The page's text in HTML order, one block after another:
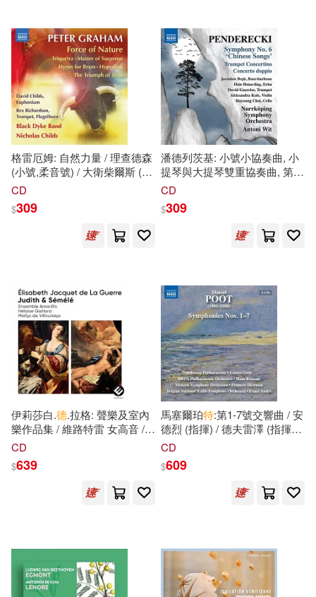
王敬民(1)
皮耶羅·拉塔利諾(1)
盛立民(1) 知信陽光(1)
神江ちず(1)
舒開智(1) 許繼紅(1)
鄭曉靜，周熹，張寶(1)
里歐．道格提(1) 金史海(1)
閆世平(1) 陸因時(1)
鳳凰空間·天津（編）(1)
東立(2) 環球(2)
生活‧讀書‧新知三聯書店(2)
華中科技大學出版社(2)
ADA(1)
Archiv(1) CEDILLE(1)
Eloquence(1)
Fryderyk Chopin Institute(1)
GRANUP(1) ICA Classics(1)
LSO(1) La Dolce Volta(1)
Signum(1)
Simax Classics(1)
Stockfisch 老虎魚(1)
Henschel (baritone), Daniel
Brenna (tenor), Wilhelm
Schwinghammer (bass), Olga
Bezsmertna (soprano) /
Cornelius Meister (conductor) /
Davide Livermore (stage
director) Orchestra e Coro del
Maggio Musicale Fiorentino
(3CD))
格雷厄姆: 自然力量 / 理查德森
(小號,柔音號) / 大衛柴爾斯 (粗
管上低音號) / 尼古拉斯柴爾斯
(Graham: Force of Nature /
(trumpet,Flugelhron) / David
CD
$309
潘德列茨基: 小號小協奏曲, 小
提琴與大提琴雙重協奏曲, 第六
號交響曲 / 雅羅斯拉夫布雷克
格里爾 (小號) / 亞歷山德拉庫
爾斯 (小提琴) / 崔夏英 (大提
琴) / 安東尼維特(指揮) / 北雪平
for Violin & Cello & Symphony
No. 6 / Jarosław Bręk (bass-
baritone), Hsin, Hsiao
Ling(Erhu), David
Guerrier(trumpet), Aleksandra
Kuls(violin), Hayoung
Choi(cello) / Antoni
Wit(conductor) / Norrköping
Symphony Orchestra)
CD
$309
伊莉莎白.德.拉格: 聲樂及室內
樂作品集 / 維路特雷 女高音 /
海洛斯.蓋雅爾 指揮 / 瑪雷利斯
La Guerre: Judith & Semele /
Ensemble Amarillis)
CD
$639
馬塞爾珀特:第1-7號交響曲 / 安
德烈 (指揮) / 德夫雷澤 (指揮) /
葛拉斯 (指揮) / 安特衛普愛樂
魯塞爾愛樂樂團 / 莫斯科交響
樂團 (2CD)(Marcel Poot:
Symphonies Nos. 1-7 / Andre
Antwerp Philharmonic
Orchestra / Belgian Radio
Symphony Orchestra /
CD
$609